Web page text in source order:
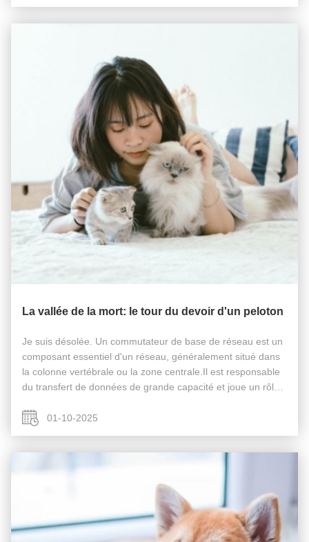
La vallée de la mort: le tour du devoir d'un peloton
Je suis désolée. Un commutateur de base de réseau est un
composant essentiel d'un réseau, généralement situé dans
la colonne vertébrale ou la zone centrale.Il est responsable
du transfert de données de grande capacité et joue un rôle
agissant ...01-10-2025